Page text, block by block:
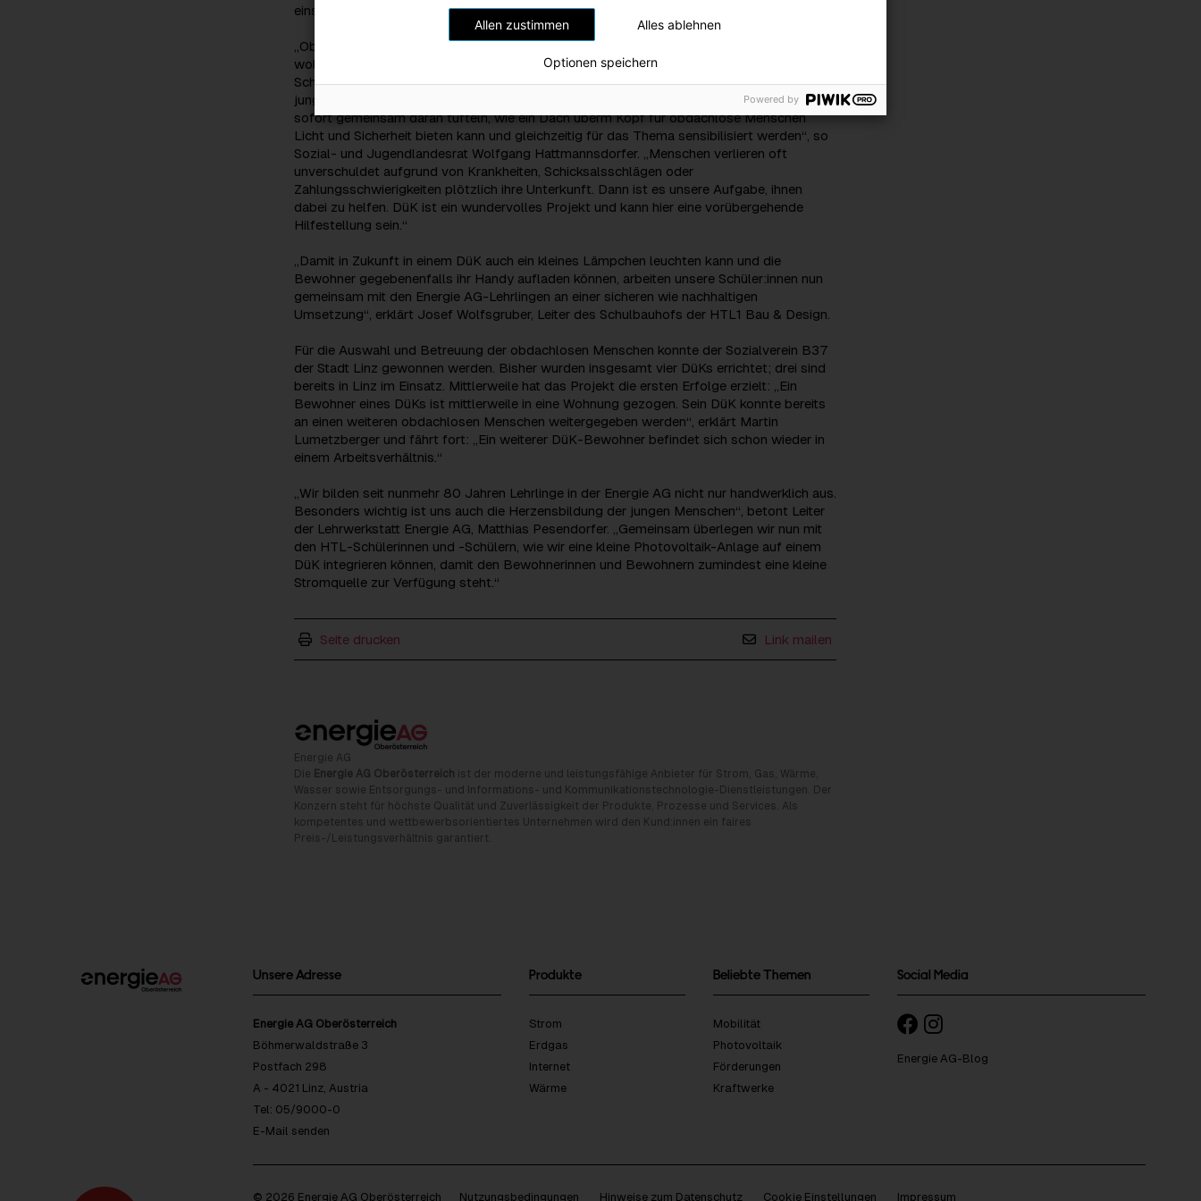
einsetzen.“
„Obdachlosigkeit ist nach wie vor ein Thema, wo lieber weg als hin geschaut wird, das
wollen wir ändern. Es freut mich daher, dass die Energie AG Oberösterreich hier einen
Schwerpunkt setzen und eine starke Partnerin sein will. Besonders inspirierend ist, dass
junge Menschen, wie die Schüler:innen der HTL 1 und die Lehrlinge der Energie AG ab
sofort gemeinsam daran tüfteln, wie ein Dach überm Kopf für obdachlose Menschen
Licht und Sicherheit bieten kann und gleichzeitig für das Thema sensibilisiert werden“, so
Sozial- und Jugendlandesrat Wolfgang Hattmannsdorfer. „Menschen verlieren oft
unverschuldet aufgrund von Krankheiten, Schicksalsschlägen oder
Zahlungsschwierigkeiten plötzlich ihre Unterkunft. Dann ist es unsere Aufgabe, ihnen
dabei zu helfen. DüK ist ein wundervolles Projekt und kann hier eine vorübergehende
Hilfestellung sein.“
„Damit in Zukunft in einem DüK auch ein kleines Lämpchen leuchten kann und die
Bewohner gegebenenfalls ihr Handy aufladen können, arbeiten unsere Schüler:innen nun
gemeinsam mit den Energie AG-Lehrlingen an einer sicheren wie nachhaltigen
Umsetzung“, erklärt Josef Wolfsgruber, Leiter des Schulbauhofs der HTL1 Bau & Design.
Für die Auswahl und Betreuung der obdachlosen Menschen konnte der Sozialverein B37
der Stadt Linz gewonnen werden. Bisher wurden insgesamt vier DüKs errichtet; drei sind
bereits in Linz im Einsatz. Mittlerweile hat das Projekt die ersten Erfolge erzielt: „Ein
Bewohner eines DüKs ist mittlerweile in eine Wohnung gezogen. Sein DüK konnte bereits
an einen weiteren obdachlosen Menschen weitergegeben werden“, erklärt Martin
Lumetzberger und fährt fort: „Ein weiterer DüK-Bewohner befindet sich schon wieder in
einem Arbeitsverhältnis.“
„Wir bilden seit nunmehr 80 Jahren Lehrlinge in der Energie AG nicht nur handwerklich aus.
Besonders wichtig ist uns auch die Herzensbildung der jungen Menschen“, betont Leiter
der Lehrwerkstatt Energie AG, Matthias Pesendorfer. „Gemeinsam überlegen wir nun mit
den HTL-Schülerinnen und -Schülern, wie wir eine kleine Photovoltaik-Anlage auf einem
DüK integrieren können, damit den Bewohnerinnen und Bewohnern zumindest eine kleine
Stromquelle zur Verfügung steht.“
Seite drucken Link mailen
Energie AG
Die Energie AG Oberösterreich ist der moderne und leistungsfähige Anbieter für Strom, Gas, Wärme,
Wasser sowie Entsorgungs- und Informations- und Kommunikationstechnologie-Dienstleistungen. Der
Konzern steht für höchste Qualität und Zuverlässigkeit der Produkte, Prozesse und Services. Als
kompetentes und wettbewerbsorientiertes Unternehmen wird den Kund:innen ein faires
Preis-/Leistungsverhältnis garantiert.
Unsere Adresse
Energie AG Oberösterreich
Böhmerwaldstraße 3
Postfach 298
A - 4021 Linz, Austria
Tel: 05/9000-0
E-Mail senden
Produkte
Strom
Erdgas
Internet
Wärme
Beliebte Themen
Mobilität
Photovoltaik
Förderungen
Kraftwerke
Social Media
Energie AG-Blog
© 2026 Energie AG Oberösterreich Nutzungsbedingungen Hinweise zum Datenschutz Cookie Einstellungen Impressum
Allen zustimmen Alles ablehnen
Optionen speichern
Powered by